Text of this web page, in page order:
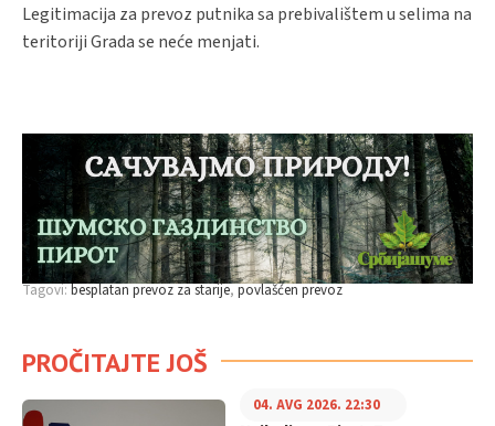
Legitimacija za prevoz putnika sa prebivalištem u selima na
teritoriji Grada se neće menjati.
Tagovi:besplatan prevoz za starije povlašćen prevoz
PROČITAJTE JOŠ
04. AVG 2026. 22:30